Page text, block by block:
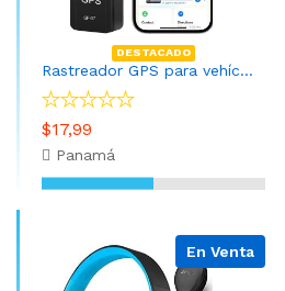
DESTACADO
Rastreador GPS para vehículos
$17,99
Panamá
En Venta